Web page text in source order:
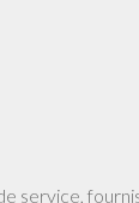
service,